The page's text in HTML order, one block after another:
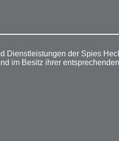
der Spies
im Besitz ihrer